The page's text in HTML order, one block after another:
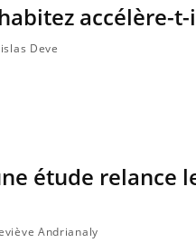
accélère-
Deve
étude relance
Andrianaly